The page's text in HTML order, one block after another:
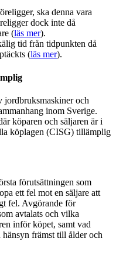
ska denna vara
dock inte då
(läs mer).
tid från tidpunkten då
(läs mer).
jordbruksmaskiner och
inom Sverige.
köparen och säljaren är i
köplagen (CISG) tillämplig
förutsättningen som
ett fel mot en säljare att
fel. Avgörande för
avtalats och vilka
inför köpet, samt vad
främst till ålder och